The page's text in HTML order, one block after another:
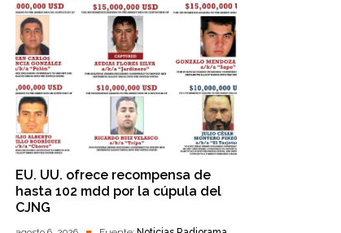
EU. UU. ofrece recompensa de
hasta 102 mdd por la cúpula del
CJNG